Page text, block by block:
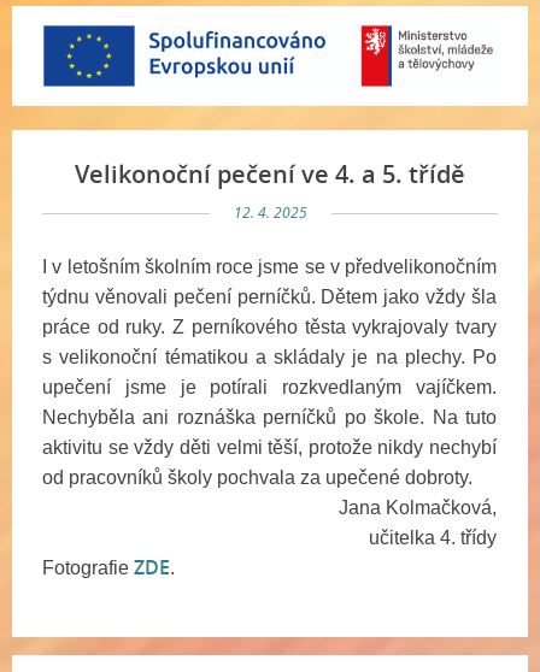
Velikonoční pečení ve 4. a 5. třídě
12. 4. 2025
I v letošním školním roce jsme se v předvelikonočním
týdnu věnovali pečení perníčků. Dětem jako vždy šla
práce od ruky. Z perníkového těsta vykrajovaly tvary
s velikonoční tématikou a skládaly je na plechy. Po
upečení jsme je potírali rozkvedlaným vajíčkem.
Nechyběla ani roznáška perníčků po škole. Na tuto
aktivitu se vždy děti velmi těší, protože nikdy nechybí
od pracovníků školy pochvala za upečené dobroty.
Jana Kolmačková,
učitelka 4. třídy
Fotografie ZDE.